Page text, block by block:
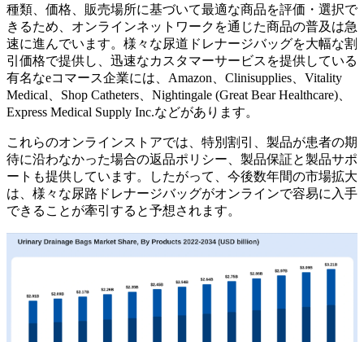
種類、価格、販売場所に基づいて最適な商品を評価・選択で
きるため、オンラインネットワークを通じた商品の普及は急
速に進んでいます。様々な尿道ドレナージバッグを大幅な割
引価格で提供し、迅速なカスタマーサービスを提供している
有名なeコマース企業には、Amazon、Clinisupplies、Vitality
Medical、Shop Catheters、Nightingale (Great Bear Healthcare)、
Express Medical Supply Inc.などがあります。
これらのオンラインストアでは、特別割引、製品が患者の期
待に沿わなかった場合の返品ポリシー、製品保証と製品サポ
ートも提供しています。したがって、今後数年間の市場拡大
は、様々な尿路ドレナージバッグがオンラインで容易に入手
できることが牽引すると予想されます。